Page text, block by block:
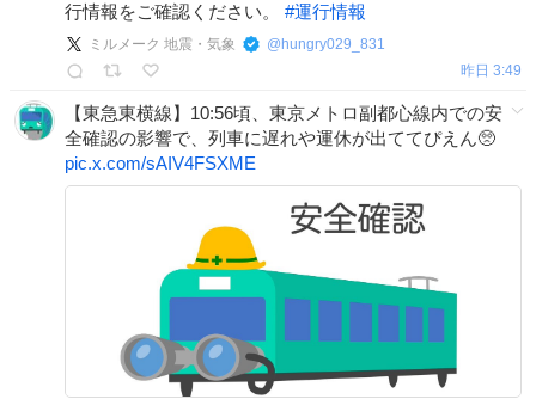
行情報をご確認ください。 #運行情報
ミルメーク 地震・気象 @ hungry029_831
昨日 3:49
【東急東横線】10:56頃、東京メトロ副都心線内での安
全確認の影響で、列車に遅れや運休が出ててぴえん🥺
pic.x.com/sAIV4FSXME